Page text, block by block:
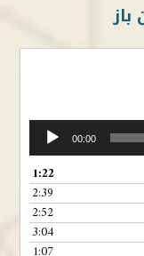
باز
00:00
1:22
2:39
2:52
3:04